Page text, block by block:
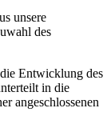
unsere
des
Entwicklung des
in die
angeschlossenen